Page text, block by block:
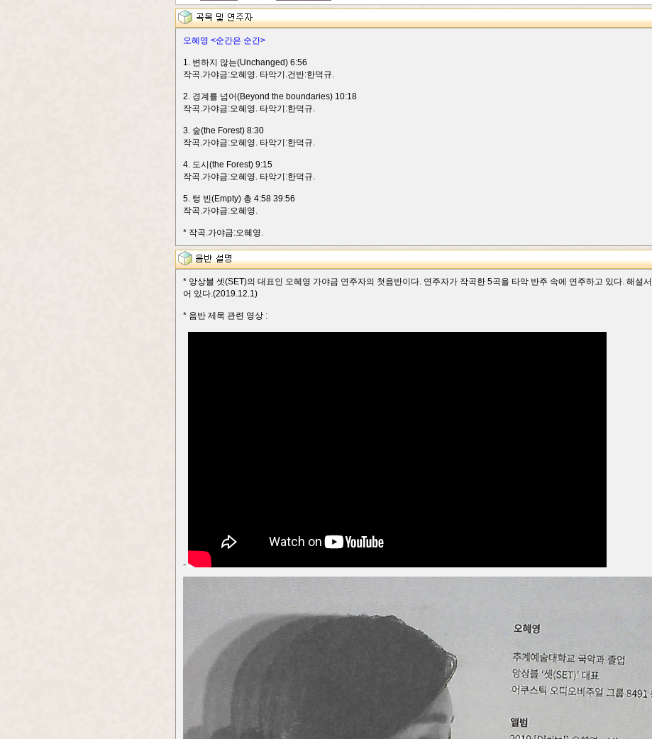
오혜영 <순간은 순간>
1. 변하지 않는(Unchanged) 6:56
작곡.가야금:오혜영. 타악기.건반:한덕규.
2. 경계를 넘어(Beyond the boundaries) 10:18
작곡.가야금:오혜영. 타악기:한덕규.
3. 숲(the Forest) 8:30
작곡.가야금:오혜영. 타악기:한덕규.
4. 도시(the Forest) 9:15
작곡.가야금:오혜영. 타악기:한덕규.
5. 텅 빈(Empty) 총 4:58 39:56
작곡.가야금:오혜영.
* 작곡.가야금:오혜영.
* 앙상블 셋(SET)의 대표인 오혜영 가야금 연주자의 첫음반이다. 연주자가 작곡한 5곡을 타악 반주 속에 연주하고 있다. 해설
어 있다.(2019.12.1)
* 음반 제목 관련 영상 :
-